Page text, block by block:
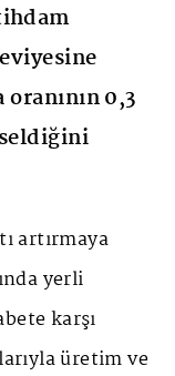
0,3
artırmaya
yerli
karşı
üretim ve